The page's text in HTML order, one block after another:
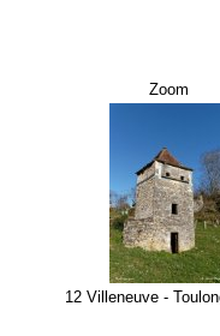
Zoom
12 Villeneuve -